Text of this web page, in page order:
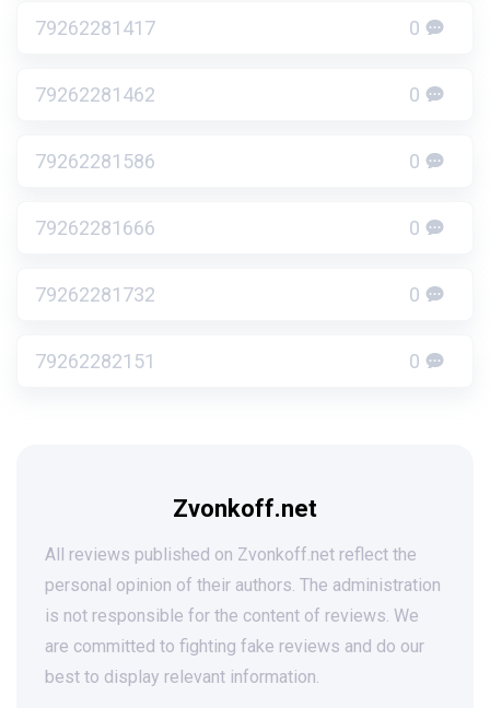
79262281417 0
79262281462 0
79262281586 0
79262281666 0
79262281732 0
79262282151 0
Zvonkoff.net
All reviews published on Zvonkoff.net reflect the
personal opinion of their authors. The administration
is not responsible for the content of reviews. We
are committed to fighting fake reviews and do our
best to display relevant information.